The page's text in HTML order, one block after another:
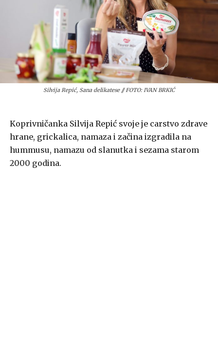
Silvija Repić, Sana delikatese // FOTO: IVAN BRKIĆ
Koprivničanka Silvija Repić svoje je carstvo zdrave
hrane, grickalica, namaza i začina izgradila na
hummusu, namazu od slanutka i sezama starom
2000 godina.